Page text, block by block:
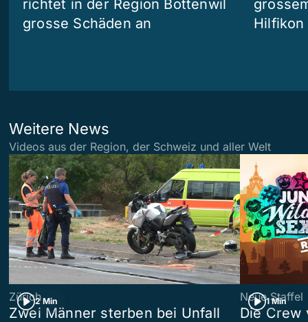
richtet in der Region Bottenwil
grosse Schäden an
Hilfikon
Weitere News
Videos aus der Region, der Schweiz und aller Welt
2 Min
Zürich
Zwei Männer sterben bei Unfall
1 Min
Neue Staffel
Die Crew